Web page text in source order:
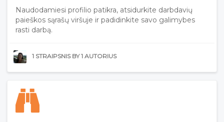
Naudodamiesi profilio patikra, atsidurkite darbdavių
paieškos sąrašų viršuje ir padidinkite savo galimybes
rasti darbą.
1 STRAIPSNIS BY 1 AUTORIUS